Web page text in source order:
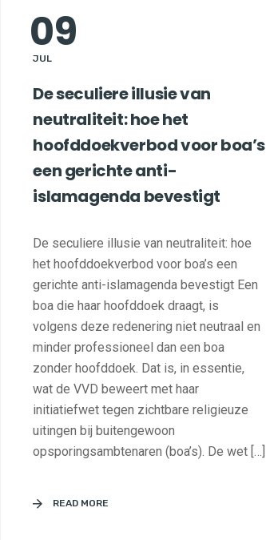
09
JUL
De seculiere illusie van
neutraliteit: hoe het
hoofddoekverbod voor boa’s
een gerichte anti-
islamagenda bevestigt
De seculiere illusie van neutraliteit: hoe
het hoofddoekverbod voor boa’s een
gerichte anti-islamagenda bevestigt Een
boa die haar hoofddoek draagt, is
volgens deze redenering niet neutraal en
minder professioneel dan een boa
zonder hoofddoek. Dat is, in essentie,
wat de VVD beweert met haar
initiatiefwet tegen zichtbare religieuze
uitingen bij buitengewoon
opsporingsambtenaren (boa’s). De wet […]
READ MORE